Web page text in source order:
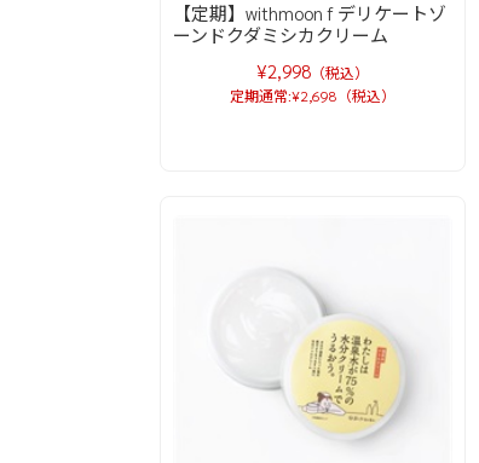
【定期】withmoon f デリケートゾ
ーンドクダミシカクリーム
¥2,998 （税込）
定期通常:¥2,698（税込）